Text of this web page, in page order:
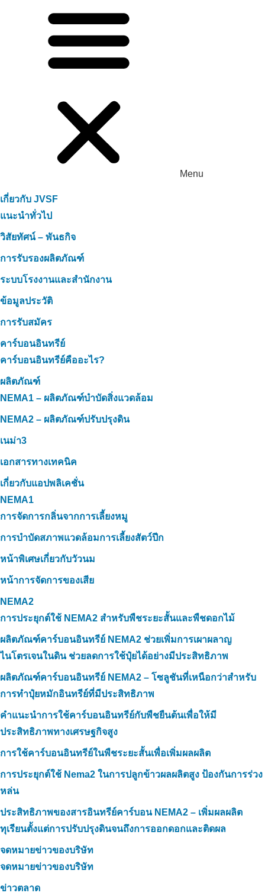
Menu
เกี่ยวกับ JVSF
แนะนำทั่วไป
วิสัยทัศน์ – พันธกิจ
การรับรองผลิตภัณฑ์
ระบบโรงงานและสำนักงาน
ข้อมูลประวัติ
การรับสมัคร
คาร์บอนอินทรีย์
คาร์บอนอินทรีย์คืออะไร?
ผลิตภัณฑ์
NEMA1 – ผลิตภัณฑ์บำบัดสิ่งแวดล้อม
NEMA2 – ผลิตภัณฑ์ปรับปรุงดิน
เนม่า3
เอกสารทางเทคนิค
เกี่ยวกับแอปพลิเคชั่น
NEMA1
การจัดการกลิ่นจากการเลี้ยงหมู
การบำบัดสภาพแวดล้อมการเลี้ยงสัตว์ปีก
หน้าพิเศษเกี่ยวกับวัวนม
หน้าการจัดการของเสีย
NEMA2
การประยุกต์ใช้ NEMA2 สำหรับพืชระยะสั้นและพืชดอกไม้
ผลิตภัณฑ์คาร์บอนอินทรีย์ NEMA2 ช่วยเพิ่มการเผาผลาญ
ไนโตรเจนในดิน ช่วยลดการใช้ปุ๋ยได้อย่างมีประสิทธิภาพ
ผลิตภัณฑ์คาร์บอนอินทรีย์ NEMA2 – โซลูชันที่เหนือกว่าสำหรับ
การทำปุ๋ยหมักอินทรีย์ที่มีประสิทธิภาพ
คำแนะนำการใช้คาร์บอนอินทรีย์กับพืชยืนต้นเพื่อให้มี
ประสิทธิภาพทางเศรษฐกิจสูง
การใช้คาร์บอนอินทรีย์ในพืชระยะสั้นเพื่อเพิ่มผลผลิต
การประยุกต์ใช้ Nema2 ในการปลูกข้าวผลผลิตสูง ป้องกันการร่วง
หล่น
ประสิทธิภาพของสารอินทรีย์คาร์บอน NEMA2 – เพิ่มผลผลิต
ทุเรียนตั้งแต่การปรับปรุงดินจนถึงการออกดอกและติดผล
จดหมายข่าวของบริษัท
จดหมายข่าวของบริษัท
ข่าวตลาด